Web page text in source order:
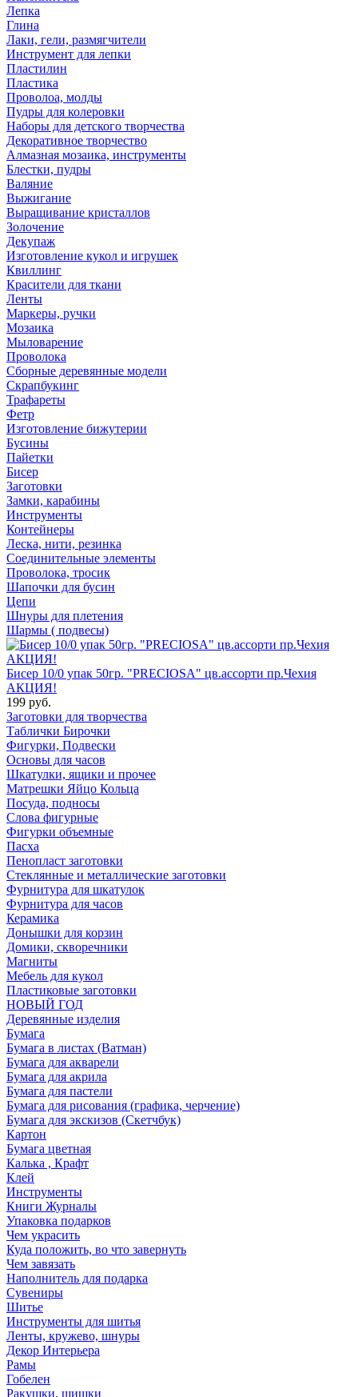
Лепка
Глина
Лаки, гели, размягчители
Инструмент для лепки
Пластилин
Пластика
Проволоа, молды
Пудры для колеровки
Наборы для детского творчества
Декоративное творчество
Алмазная мозаика, инструменты
Блестки, пудры
Валяние
Выжигание
Выращивание кристаллов
Золочение
Декупаж
Изготовление кукол и игрушек
Квиллинг
Красители для ткани
Ленты
Маркеры, ручки
Мозаика
Мыловарение
Проволока
Сборные деревянные модели
Скрапбукинг
Трафареты
Фетр
Изготовление бижутерии
Бусины
Пайетки
Бисер
Заготовки
Замки, карабины
Инструменты
Контейнеры
Леска, нити, резинка
Соединительные элементы
Проволока, тросик
Шапочки для бусин
Цепи
Шнуры для плетения
Шармы ( подвесы)
Бисер 10/0 упак 50гр. "PRECIOSA" цв.ассорти пр.Чехия
АКЦИЯ!
199 руб.
Заготовки для творчества
Таблички Бирочки
Фигурки, Подвески
Основы для часов
Шкатулки, ящики и прочее
Матрешки Яйцо Кольца
Посуда, подносы
Слова фигурные
Фигурки объемные
Пасха
Пенопласт заготовки
Стеклянные и металлические заготовки
Фурнитура для шкатулок
Фурнитура для часов
Керамика
Донышки для корзин
Домики, скворечники
Магниты
Мебель для кукол
Пластиковые заготовки
НОВЫЙ ГОД
Деревянные изделия
Бумага
Бумага в листах (Ватман)
Бумага для акварели
Бумага для акрила
Бумага для пастели
Бумага для рисования (графика, черчение)
Бумага для экскизов (Скетчбук)
Картон
Бумага цветная
Калька , Крафт
Клей
Инструменты
Книги Журналы
Упаковка подарков
Чем украсить
Куда положить, во что завернуть
Чем завязать
Наполнитель для подарка
Сувениры
Шитье
Инструменты для шитья
Ленты, кружево, шнуры
Декор Интерьера
Рамы
Гобелен
Ракушки, шишки